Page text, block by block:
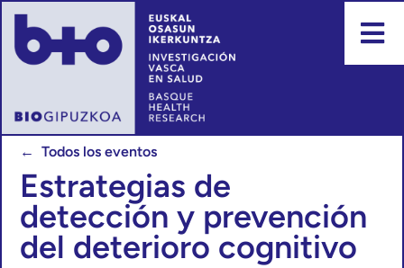
← Todos los eventos
Estrategias de
detección y prevención
del deterioro cognitivo